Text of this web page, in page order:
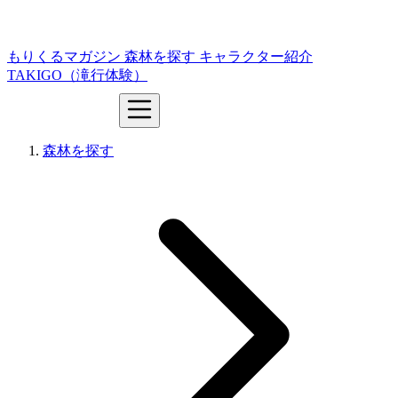
もりくるマガジン 森林を探す キャラクター紹介
TAKIGO（滝行体験）
森林を探す